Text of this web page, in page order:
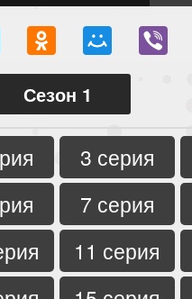
Сезон 1
3 серия
7 серия
11 серия